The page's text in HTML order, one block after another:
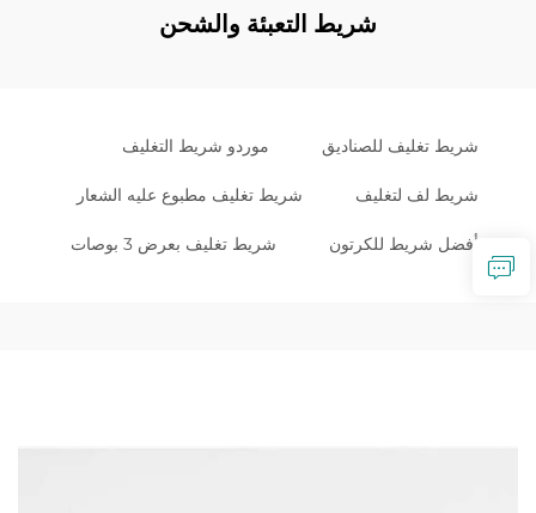
شريط التعبئة والشحن
شريط تغليف للصناديق موردو شريط التغليف
شريط لف لتغليف شريط تغليف مطبوع عليه الشعار
أفضل شريط للكرتون شريط تغليف بعرض 3 بوصات